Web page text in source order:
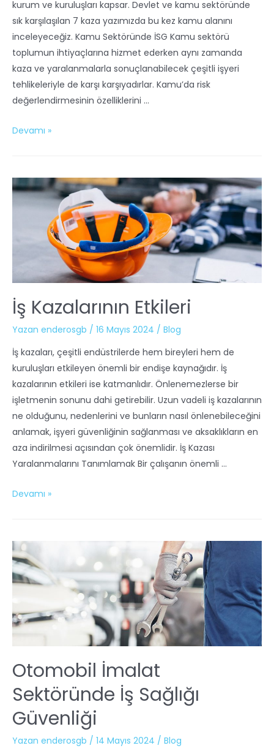
kurum ve kuruluşları kapsar. Devlet ve kamu sektöründe
sık karşılaşılan 7 kaza yazımızda bu kez kamu alanını
inceleyeceğiz. Kamu Sektöründe İSG Kamu sektörü
toplumun ihtiyaçlarına hizmet ederken aynı zamanda
kaza ve yaralanmalarla sonuçlanabilecek çeşitli işyeri
tehlikeleriyle de karşı karşıyadırlar. Kamu’da risk
değerlendirmesinin özelliklerini …
Devamı »
İş Kazalarının Etkileri
Yazan enderosgb / 16 Mayıs 2024 / Blog
İş kazaları, çeşitli endüstrilerde hem bireyleri hem de
kuruluşları etkileyen önemli bir endişe kaynağıdır. İş
kazalarının etkileri ise katmanlıdır. Önlenemezlerse bir
işletmenin sonunu dahi getirebilir. Uzun vadeli iş kazalarının
ne olduğunu, nedenlerini ve bunların nasıl önlenebileceğini
anlamak, işyeri güvenliğinin sağlanması ve aksaklıkların en
aza indirilmesi açısından çok önemlidir. İş Kazası
Yaralanmalarını Tanımlamak Bir çalışanın önemli …
Devamı »
Otomobil İmalat
Sektöründe İş Sağlığı
Güvenliği
Yazan enderosgb / 14 Mayıs 2024 / Blog